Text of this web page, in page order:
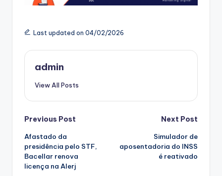
Last updated on 04/02/2026
admin
View All Posts
Post
navigation
Previous Post
Afastado da
presidência pelo STF,
Bacellar renova
licença na Alerj
Next Post
Simulador de
aposentadoria do INSS
é reativado